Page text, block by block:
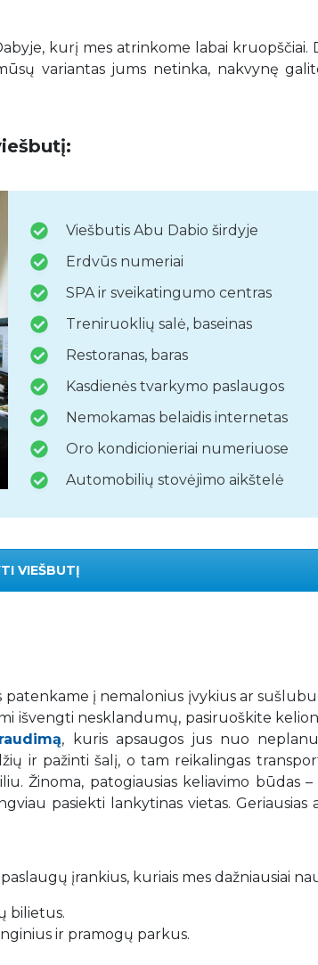
kurį mes atrinkome labai kruopščiai.
variantas jums netinka, nakvynę
Viešbutis Abu Dabio širdyje
Erdvūs numeriai
SPA ir sveikatingumo centras
Treniruoklių salė, baseinas
Restoranas, baras
Kasdienės tvarkymo paslaugos
Nemokamas belaidis internetas
Oro kondicionieriai numeriuose
Automobilių stovėjimo aikštelė
VIEŠBUTĮ
patenkame į nemalonius įvykius ar
išvengti nesklandumų, pasiruoškite
, kuris apsaugos jus nuo
ir pažinti šalį, o tam reikalingas
Žinoma, patogiausias keliavimo būdas –
pasiekti lankytinas vietas. Geriausias
įrankius, kuriais mes dažniausiai
bilietus.
ir pramogų parkus.